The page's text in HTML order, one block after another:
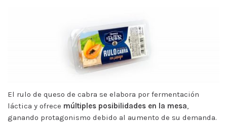
El rulo de queso de cabra se elabora por fermentación
láctica y ofrece múltiples posibilidades en la mesa,
ganando protagonismo debido al aumento de su demanda.